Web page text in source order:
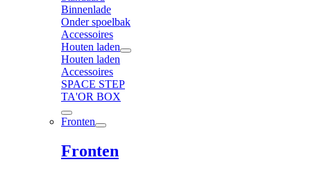
Binnenlade
Onder spoelbak
Accessoires
Houten laden
Houten laden
Accessoires
SPACE STEP
TA'OR BOX
Fronten
Fronten